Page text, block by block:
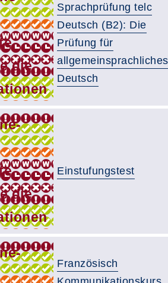
Sprachprüfung telc
Deutsch (B2): Die
Prüfung für
allgemeinsprachliches
Deutsch
Einstufungstest
Französisch